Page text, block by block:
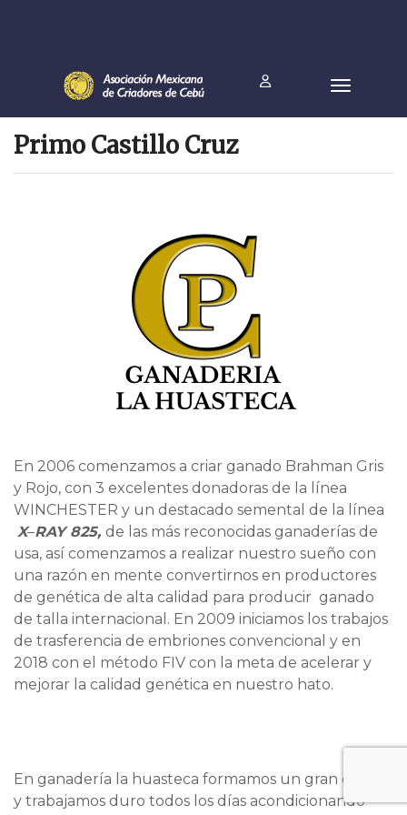
Primo Castillo Cruz
En 2006 comenzamos a criar ganado Brahman Gris
y Rojo, con 3 excelentes donadoras de la línea
WINCHESTER y un destacado semental de la línea
X–RAY 825, de las más reconocidas ganaderías de
usa, así comenzamos a realizar nuestro sueño con
una razón en mente convertirnos en productores
de genética de alta calidad para producir ganado
de talla internacional. En 2009 iniciamos los trabajos
de trasferencia de embriones convencional y en
2018 con el método FIV con la meta de acelerar y
mejorar la calidad genética en nuestro hato.
En ganadería la huasteca formamos un gran equipo
y trabajamos duro todos los días acondicionando